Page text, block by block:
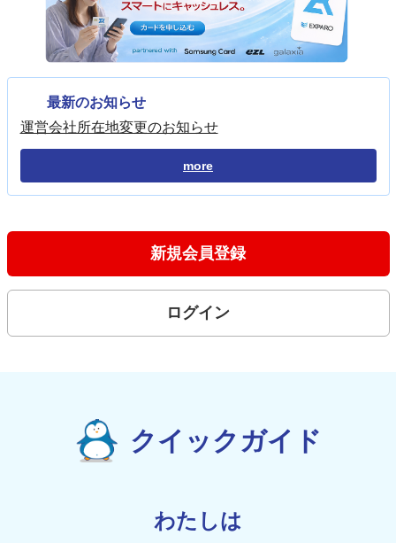
最新のお知らせ
運営会社所在地変更のお知らせ
more
新規会員登録
ログイン
クイックガイド
わたしは